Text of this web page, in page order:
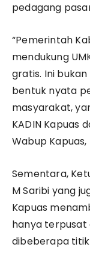
pedagang
“Pemerintah
mendukung
gratis. Ini
bentuk nyata
masyarakat,
KADIN Kapuas
Wabup Kapuas,
Sementara,
M Saribi yang
Kapuas
hanya terpusat
dibeberapa